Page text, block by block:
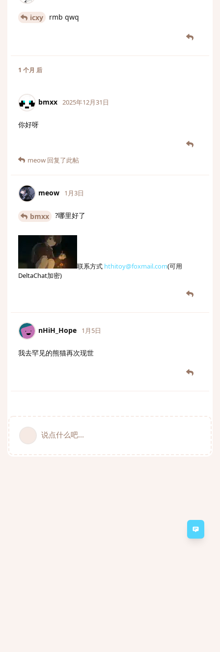
意见
icxy rmb qwq
1 个月 后
bmxx 2025年12月31日
你好呀
meow 回复了此帖
meow 1月3日
bmxx ?哪里好了
联系方式 hthitoy@foxmail.com(可用
DeltaChat加密)
nHiH_Hope 1月5日
我去罕见的熊猫再次现世
说点什么吧...